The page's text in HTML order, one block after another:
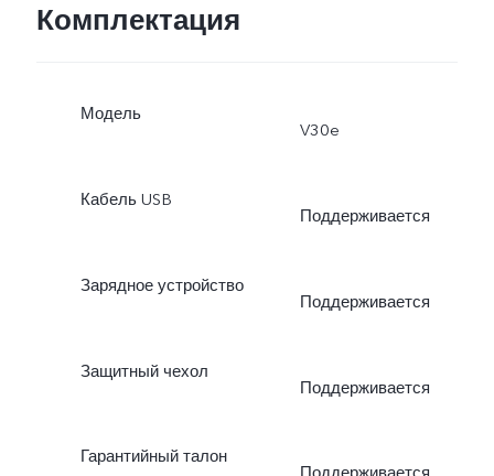
Комплектация
Модель
V30e
Кабель USB
Поддерживается
Зарядное устройство
Поддерживается
Защитный чехол
Поддерживается
Гарантийный талон